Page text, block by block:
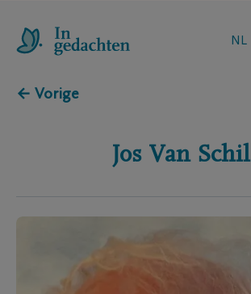
NL
← Vorige
Jos Van Schil